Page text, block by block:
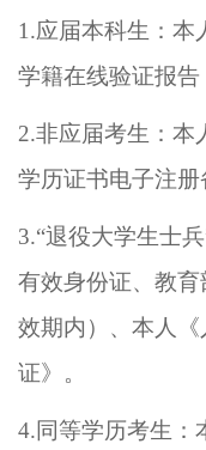
1.应届本科生：本
学籍在线验证报告
2.非应届考生：本
学历证书电子注册
3.“退役大学生士兵
有效身份证、 教育
效期内） 、本人
证》。
4.同等学历考生：